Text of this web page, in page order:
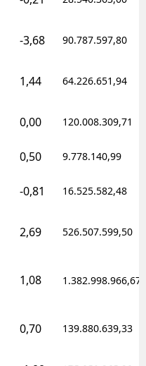
-3,68 90.787.597,80
1,44 64.226.651,94
0,00 120.008.309,71
0,50 9.778.140,99
-0,81 16.525.582,48
2,69 526.507.599,50
1,08 1.382.998.966,67
0,70 139.880.639,33